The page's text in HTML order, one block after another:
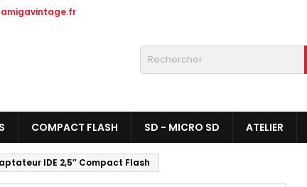
COMPACT FLASH SD - MICRO SD ATELIER
IDE 2,5″ Compact Flash